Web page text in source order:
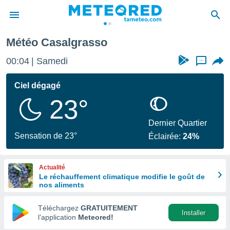
de
en
Météo Casalgrasso
00:04 Samedi ...
Ciel dégagé
23°
Sensation de 23°
Dernier Quartier
Éclairée:24%
Actualité
Le réchauffement climatique modifie le goût de
nos aliments
Téléchargez GRATUITEMENT
l’application Meteored!
Installer